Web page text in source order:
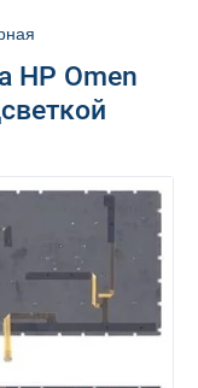
HP Omen